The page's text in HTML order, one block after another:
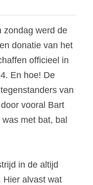
zondag werd de
donatie van het
officieel in
En hoe! De
van
vooral Bart
met bat, bal
in de altijd
Hier alvast wat